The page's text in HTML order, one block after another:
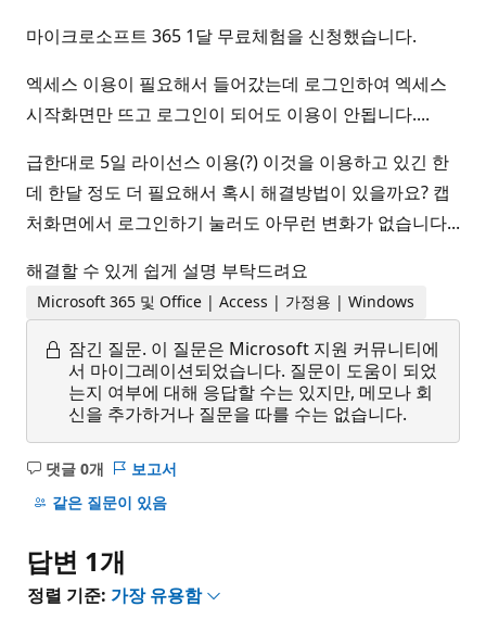
마이크로소프트 365 1달 무료체험을 신청했습니다.
엑세스 이용이 필요해서 들어갔는데 로그인하여 엑세스
시작화면만 뜨고 로그인이 되어도 이용이 안됩니다....
급한대로 5일 라이선스 이용(?) 이것을 이용하고 있긴 한
데 한달 정도 더 필요해서 혹시 해결방법이 있을까요? 캡
처화면에서 로그인하기 눌러도 아무런 변화가 없습니다...
해결할 수 있게 쉽게 설명 부탁드려요
Microsoft 365 및 Office | Access | 가정용 | Windows
잠긴 질문. 이 질문은 Microsoft 지원 커뮤니티에
서 마이그레이션되었습니다. 질문이 도움이 되었
는지 여부에 대해 응답할 수는 있지만, 메모나 회
신을 추가하거나 질문을 따를 수는 없습니다.
댓글 0개
설
명
음
보고서
같은 질문이 있음
답변 1개
정렬 기준: 가장 유용함